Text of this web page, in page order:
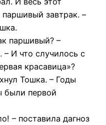
завтрак. –
паршивый? –
– И что случилось с
красавица»?
Тошка. – Годы
были первой
– поставила дагноз